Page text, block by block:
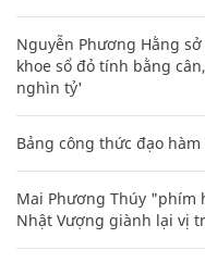
Nguyễn Phương Hằng
khoe sổ đỏ tính bằng
nghìn tỷ'
Bảng công thức đạo
Mai Phương Thúy "phím
Nhật Vượng giành lại vị